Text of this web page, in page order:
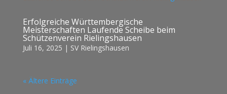
Erfolgreiche Württembergische
Meisterschaften Laufende Scheibe beim
Schützenverein Rielingshausen
Juli 16, 2025 | SV Rielingshausen
« Ältere Einträge